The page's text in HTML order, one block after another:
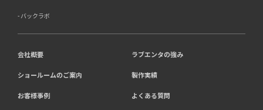
バックラボ
会社概要 ラブエンタの強み
ショールームのご案内 製作実績
お客様事例 よくある質問